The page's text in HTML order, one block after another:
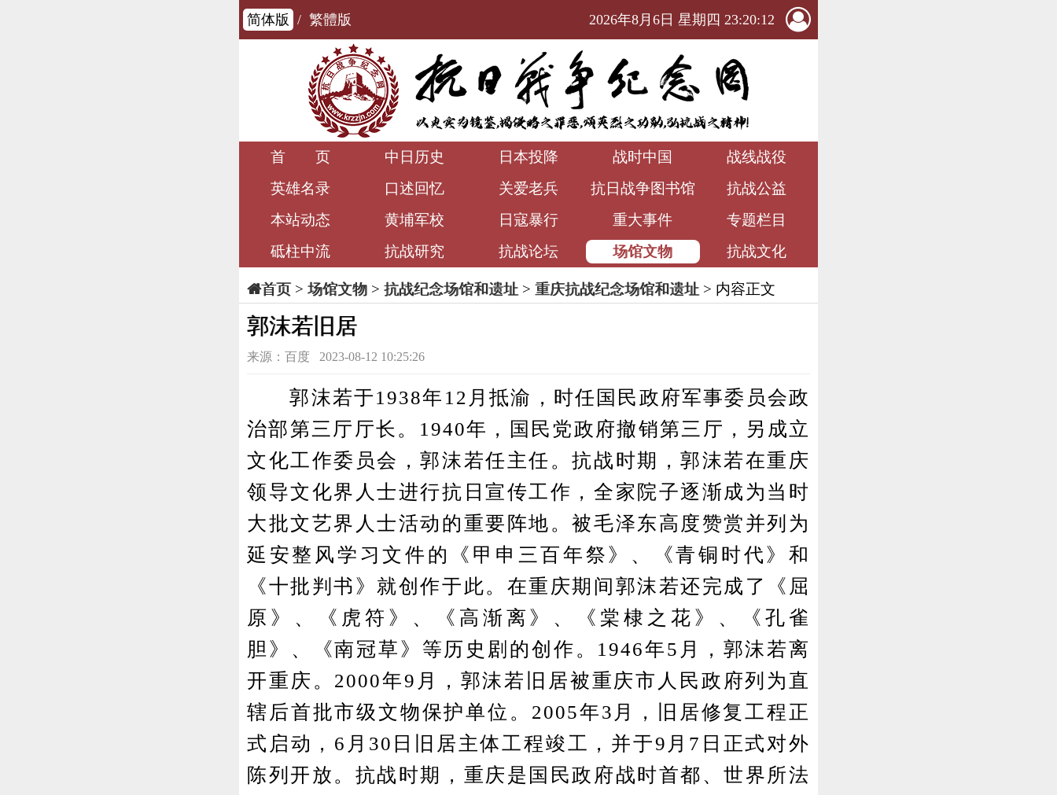
简体版 / 繁體版 2026年8月6日 星期四 23:20:13
首 页 中日历史 日本投降 战时中国
战线战役
英雄名录
口述回忆 关爱老兵 抗日战争图书馆
抗战公益
本站动态
黄埔军校 日寇暴行 重大事件
专题栏目
砥柱中流
抗战研究 抗战论坛 场馆文物 抗战文化
首页> 场馆文物 > 抗战纪念场馆和遗址 > 重庆抗战纪念场馆和遗址 > 内容正文
郭沫若旧居
来源：百度 2023-08-12 10:25:26
郭沫若于1938年12月抵渝，时任国民政府军事委员会政
治部第三厅厅长。1940年，国民党政府撤销第三厅，另成立
文化工作委员会，郭沫若任主任。抗战时期，郭沫若在重庆
领导文化界人士进行抗日宣传工作，全家院子逐渐成为当时
大批文艺界人士活动的重要阵地。被毛泽东高度赞赏并列为
延安整风学习文件的《甲申三百年祭》、《青铜时代》和
《十批判书》就创作于此。在重庆期间郭沫若还完成了《屈
原》、《虎符》、《高渐离》、《棠棣之花》、《孔雀
胆》、《南冠草》等历史剧的创作。1946年5月，郭沫若离
开重庆。2000年9月，郭沫若旧居被重庆市人民政府列为直
辖后首批市级文物保护单位。2005年3月，旧居修复工程正
式启动，6月30日旧居主体工程竣工，并于9月7日正式对外
陈列开放。抗战时期，重庆是国民政府战时首都、世界所法